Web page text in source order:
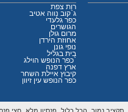
רות צפת
ג`קוב נווה אטיב
כפר גלעדי
הגושרים
מרום גולן
אחוזת הירדן
נופי גונן
בית בגליל
כפר הנופש הוילג`
ארץ דפנה
קיבוץ איילת השחר
כפר הנופש עין זיוון